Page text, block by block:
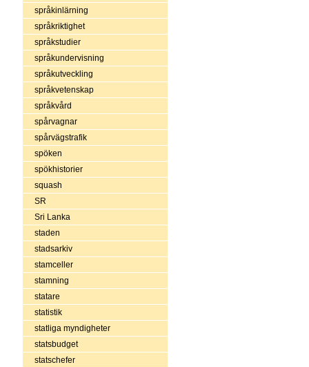
språkinlärning
språkriktighet
språkstudier
språkundervisning
språkutveckling
språkvetenskap
språkvård
spårvagnar
spårvägstrafik
spöken
spökhistorier
squash
SR
Sri Lanka
staden
stadsarkiv
stamceller
stamning
statare
statistik
statliga myndigheter
statsbudget
statschefer